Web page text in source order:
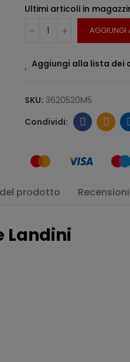
Ultimi articoli in
AGGIUNGI
Aggiungi alla lista dei
SKU: 3620520M5
prodotto
Landini